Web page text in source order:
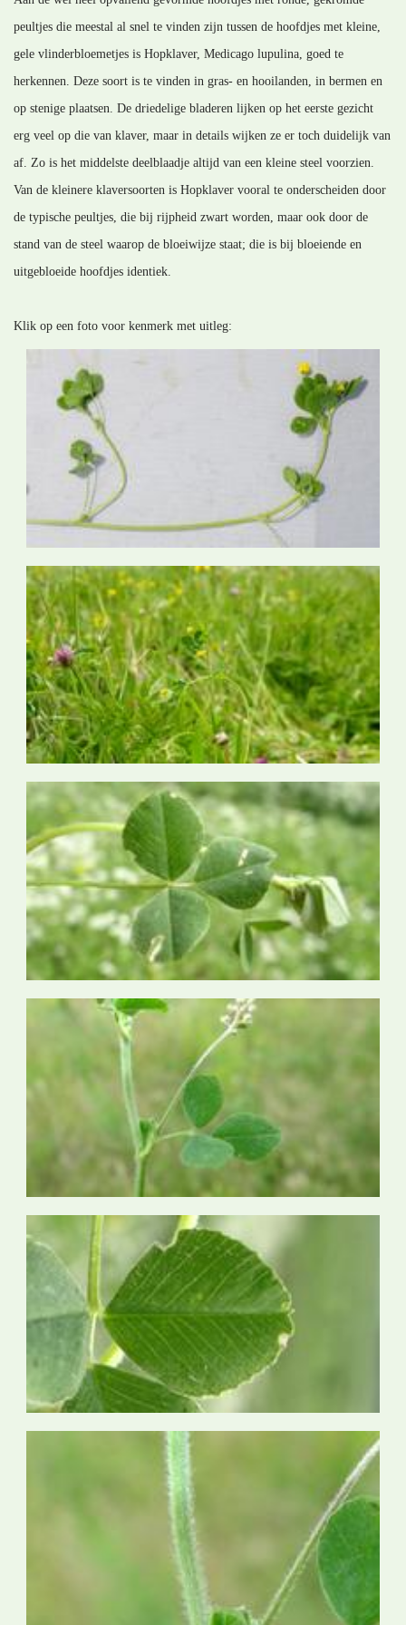
peultjes die meestal al snel te vinden zijn tussen de hoofdjes met kleine,
gele vlinderbloemetjes is Hopklaver, Medicago lupulina, goed te
herkennen. Deze soort is te vinden in gras- en hooilanden, in bermen en
op stenige plaatsen. De driedelige bladeren lijken op het eerste gezicht
erg veel op die van klaver, maar in details wijken ze er toch duidelijk van
af. Zo is het middelste deelblaadje altijd van een kleine steel voorzien.
Van de kleinere klaversoorten is Hopklaver vooral te onderscheiden door
de typische peultjes, die bij rijpheid zwart worden, maar ook door de
stand van de steel waarop de bloeiwijze staat; die is bij bloeiende en
uitgebloeide hoofdjes identiek.
Klik op een foto voor kenmerk met uitleg: